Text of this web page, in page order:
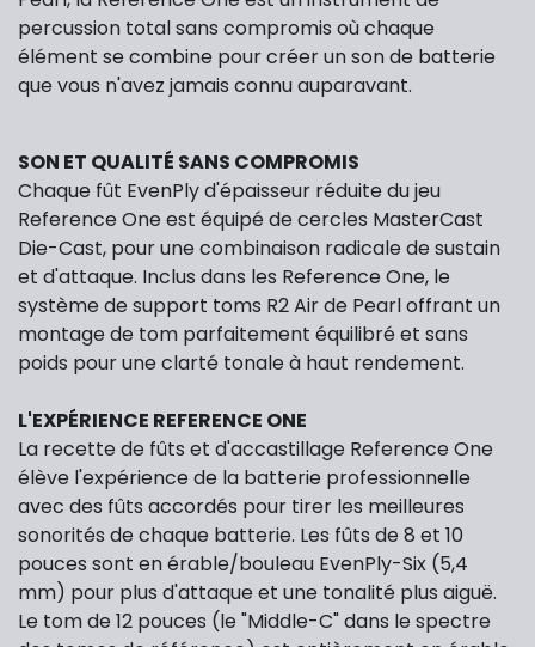
percussion total sans compromis où chaque
élément se combine pour créer un son de batterie
que vous n'avez jamais connu auparavant.
SON ET QUALITÉ SANS COMPROMIS
Chaque fût EvenPly d'épaisseur réduite du jeu
Reference One est équipé de cercles MasterCast
Die-Cast, pour une combinaison radicale de sustain
et d'attaque. Inclus dans les Reference One, le
système de support toms R2 Air de Pearl offrant un
montage de tom parfaitement équilibré et sans
poids pour une clarté tonale à haut rendement.
L'EXPÉRIENCE REFERENCE ONE
La recette de fûts et d'accastillage Reference One
élève l'expérience de la batterie professionnelle
avec des fûts accordés pour tirer les meilleures
sonorités de chaque batterie. Les fûts de 8 et 10
pouces sont en érable/bouleau EvenPly-Six (5,4
mm) pour plus d'attaque et une tonalité plus aiguë.
Le tom de 12 pouces (le "Middle-C" dans le spectre